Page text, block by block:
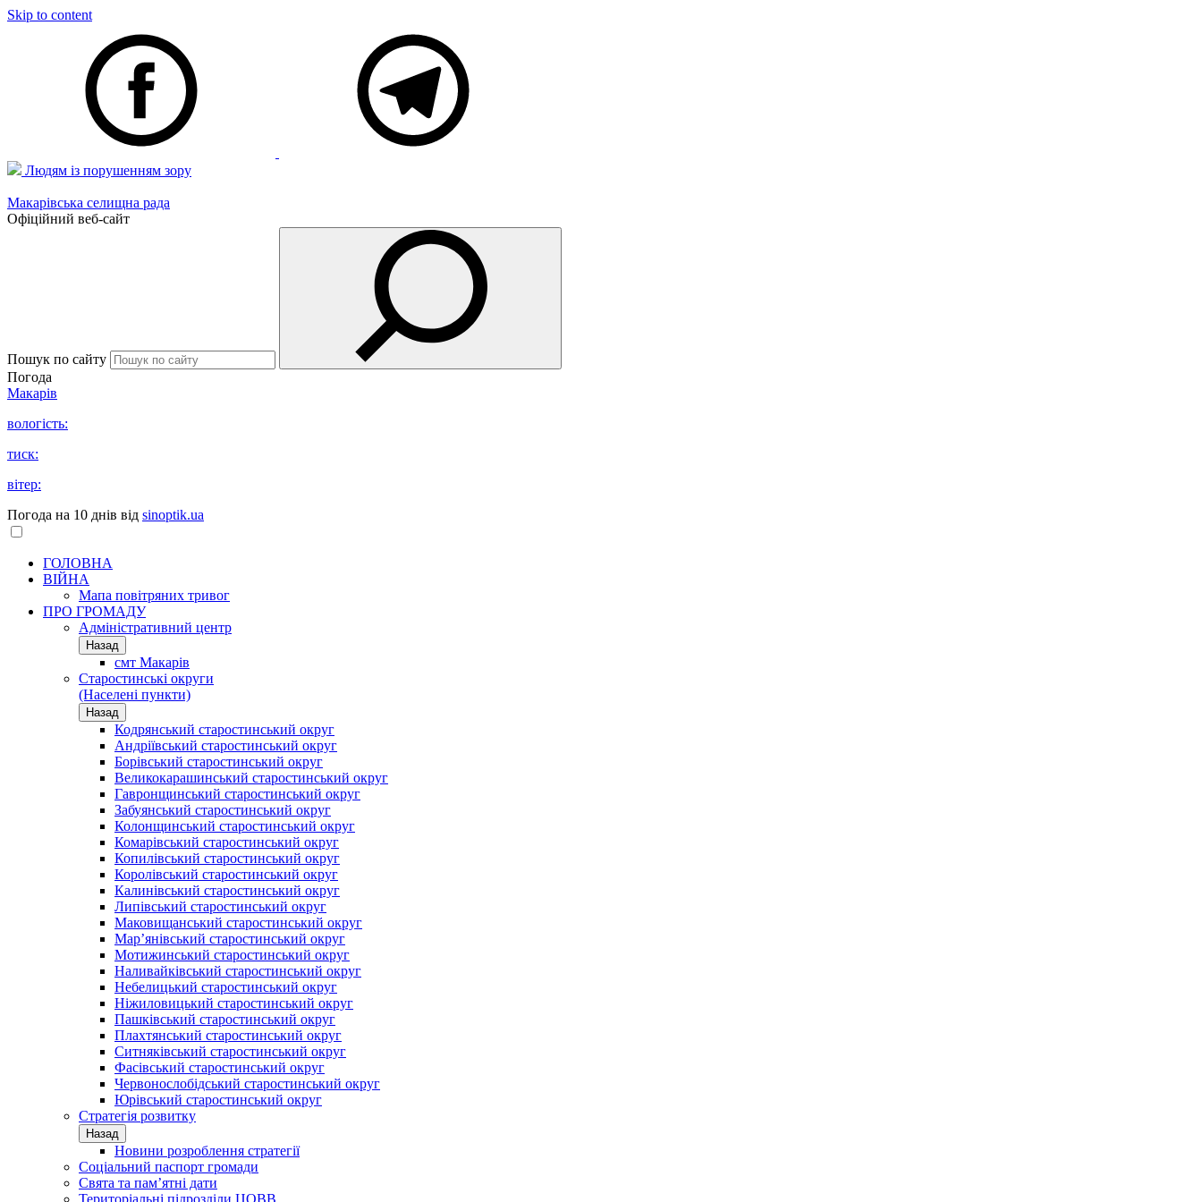
Skip to content
Людям із порушенням зору
Макарівська селищна рада
Офіційний веб-сайт
Пошук по сайту
Погода
Макарів
вологість:
тиск:
вітер:
Погода на 10 днів від sinoptik.ua
ГОЛОВНА
ВІЙНА
Мапа повітряних тривог
ПРО ГРОМАДУ
Aдміністративний центр
Назад
смт Макарів
Старостинські округи
(Населені пункти)
Назад
Кодрянський старостинський округ
Андріївський старостинський округ
Борівський старостинський округ
Великокарашинський старостинський округ
Гавронщинський старостинський округ
Забуянський старостинський округ
Колонщинський старостинський округ
Комарівський старостинський округ
Копилівський старостинський округ
Королівський старостинський округ
Калинівський старостинський округ
Липівський старостинський округ
Маковищанський старостинський округ
Мар’янівський старостинський округ
Мотижинський старостинський округ
Наливайківський старостинський округ
Небелицький старостинський округ
Ніжиловицький старостинський округ
Пашківський старостинський округ
Плахтянський старостинський округ
Ситняківський старостинський округ
Фасівський старостинський округ
Червонослобідський старостинський округ
Юрівський старостинський округ
Стратегія розвитку
Назад
Новини розроблення стратегії
Соціальний паспорт громади
Свята та пам’ятні дати
Територіальні підрозділи ЦОВВ